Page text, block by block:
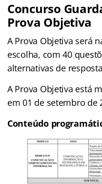
Concurso
Prova Objetiva
A Prova Objetiva será
escolha, com 40
alternativas de
A Prova Objetiva está
em 01 de setembro de
Conteúdo